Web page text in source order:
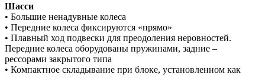
Шасси
• Большие ненадувные колеса
• Передние колеса фиксируются «прямо»
• Плавный ход подвески для преодоления неровностей.
Передние колеса оборудованы пружинами, задние –
рессорами закрытого типа
• Компактное складывание при блоке, установленном как